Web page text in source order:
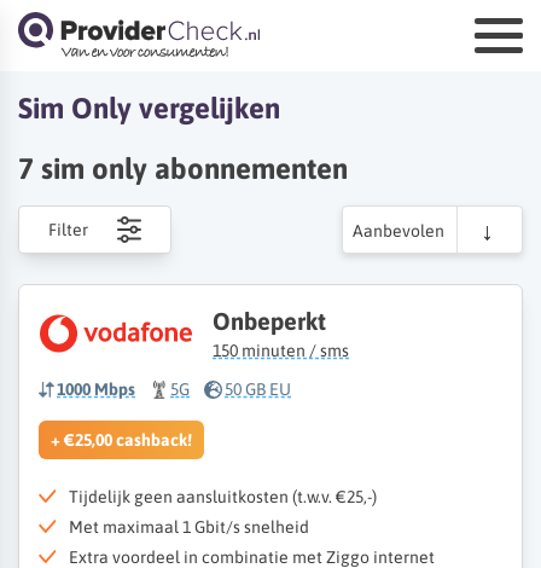
Sim Only vergelijken
7 sim only abonnementen
Filter Aanbevolen
Onbeperkt
150 minuten / sms
1000 Mbps
5G 50 GB EU
+ €25,00 cashback!
Tijdelijk geen aansluitkosten (t.w.v. €25,-)
Met maximaal 1 Gbit/s snelheid
Extra voordeel in combinatie met Ziggo internet